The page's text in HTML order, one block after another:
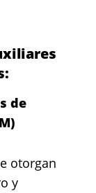
de
otorgan
y